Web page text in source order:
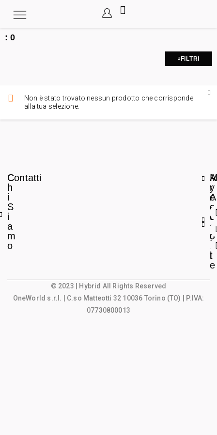
:0
FILTRI
Non è stato trovato nessun prodotto che corrisponde
alla tua selezione.
C
h
i
S
i
a
m
o
Contatti
A
r
e
a
L
e
g
l
e
y
A
c
c
o
u
t
© 2023 | Hybrid All Rights Reserved
OneWorld s.r.l.
| C.so Matteotti 32 10036 Torino (TO) | P.IVA:
07730800013